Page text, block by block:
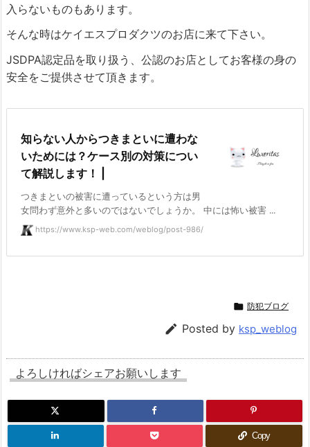
入らないものもあります。
そんな時はケイエスプロダクツのお店に来て下さい。
JSDPA認定品を取り扱う、公認のお店としてお客様の身の
安全をご提供させて頂きます。
知らない人からつきまといに遭わな
いためには？ケース別の対策につい
て解説します！ |
つきまといの被害に遭っているという方は男
女問わず意外と多いのではないでしょうか。 中には怖い被害 ...
https://www.ksp-web.com/weblog/post-986/
 防犯ブログ
 Posted by ksp_weblog
よろしければシェアお願いします
Copy